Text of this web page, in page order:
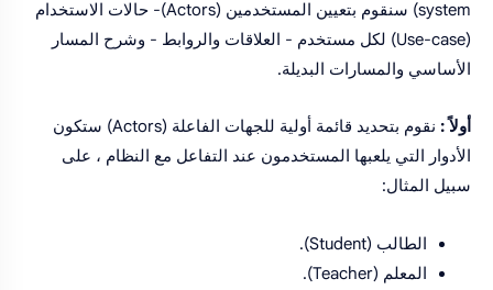
system) سنقوم بتعيين المستخدمين (Actors)- حالات الاستخدام
(Use-case) لكل مستخدم - العلاقات والروابط - وشرح المسار
الأساسي والمسارات البديلة.
أولاً :
نقوم بتحديد قائمة أولية للجهات الفاعلة (Actors) ستكون
الأدوار التي يلعبها المستخدمون عند التفاعل مع النظام ، على
سبيل المثال:
الطالب (Student).
المعلم (Teacher).